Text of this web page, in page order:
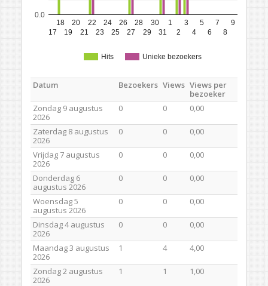
Hits Unieke bezoekers
17
18
19
20
21
22
23
24
25
26
27
28
29
30
31
1
2
3
4
5
6
7
8
9
0.0
Datum Bezoekers Views Views per
bezoeker
Zondag 9 augustus
2026
0 0 0,00
Zaterdag 8 augustus
2026
0 0 0,00
Vrijdag 7 augustus
2026
0 0 0,00
Donderdag 6
augustus 2026
0 0 0,00
Woensdag 5
augustus 2026
0 0 0,00
Dinsdag 4 augustus
2026
0 0 0,00
Maandag 3 augustus
2026
1 4 4,00
Zondag 2 augustus
2026
1 1 1,00